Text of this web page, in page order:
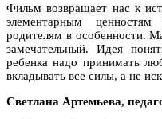
Фильм возвращает нас к
элементарным
родителям в особенности.
замечательный. Идея
ребенка надо принимать
вкладывать все силы, а не
Светлана Артемьева,